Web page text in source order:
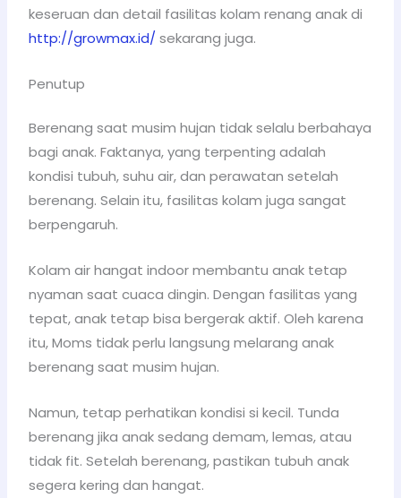
keseruan dan detail fasilitas kolam renang anak di
http://growmax.id/ sekarang juga.
Penutup
Berenang saat musim hujan tidak selalu berbahaya
bagi anak. Faktanya, yang terpenting adalah
kondisi tubuh, suhu air, dan perawatan setelah
berenang. Selain itu, fasilitas kolam juga sangat
berpengaruh.
Kolam air hangat indoor membantu anak tetap
nyaman saat cuaca dingin. Dengan fasilitas yang
tepat, anak tetap bisa bergerak aktif. Oleh karena
itu, Moms tidak perlu langsung melarang anak
berenang saat musim hujan.
Namun, tetap perhatikan kondisi si kecil. Tunda
berenang jika anak sedang demam, lemas, atau
tidak fit. Setelah berenang, pastikan tubuh anak
segera kering dan hangat.